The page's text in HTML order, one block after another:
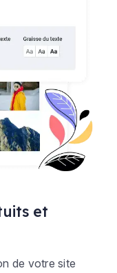
et
de votre site